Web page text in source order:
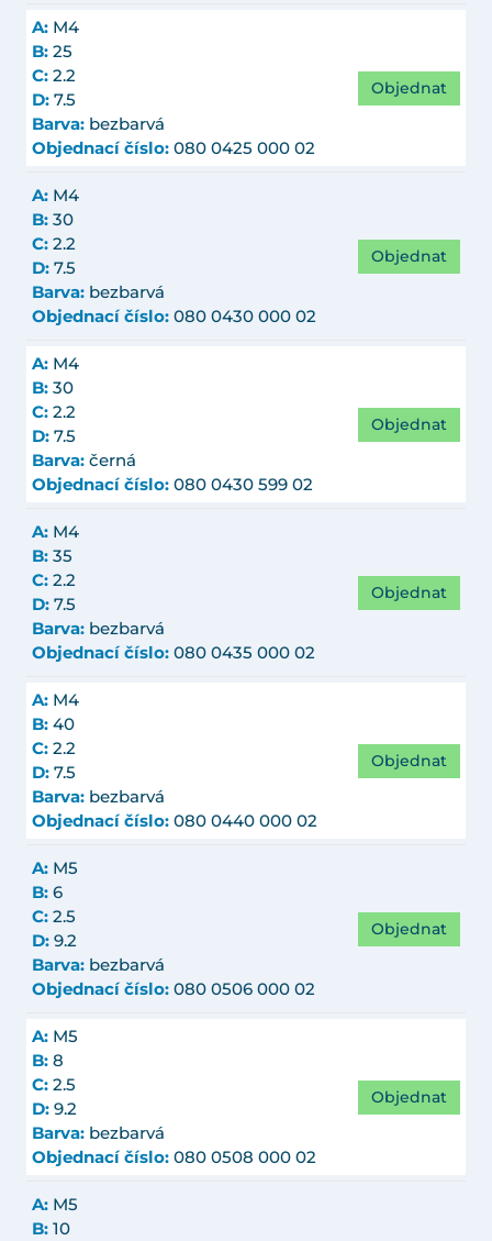
A: M4
B: 25
C: 2.2
D: 7.5
Barva: bezbarvá
Objednací číslo: 080 0425 000 02
Objednat
A: M4
B: 30
C: 2.2
D: 7.5
Barva: bezbarvá
Objednací číslo: 080 0430 000 02
Objednat
A: M4
B: 30
C: 2.2
D: 7.5
Barva: černá
Objednací číslo: 080 0430 599 02
Objednat
A: M4
B: 35
C: 2.2
D: 7.5
Barva: bezbarvá
Objednací číslo: 080 0435 000 02
Objednat
A: M4
B: 40
C: 2.2
D: 7.5
Barva: bezbarvá
Objednací číslo: 080 0440 000 02
Objednat
A: M5
B: 6
C: 2.5
D: 9.2
Barva: bezbarvá
Objednací číslo: 080 0506 000 02
Objednat
A: M5
B: 8
C: 2.5
D: 9.2
Barva: bezbarvá
Objednací číslo: 080 0508 000 02
Objednat
A: M5
B: 10